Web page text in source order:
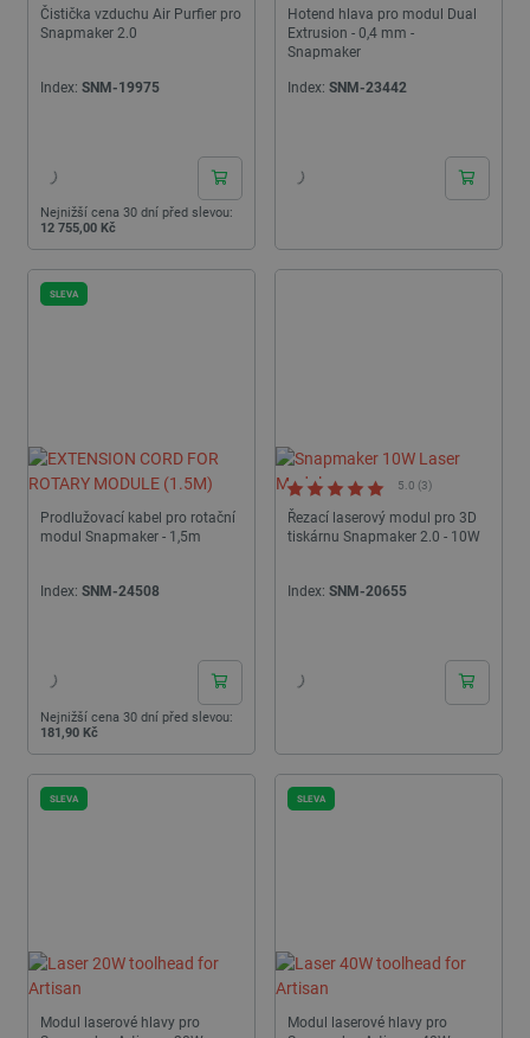
Čistička vzduchu Air Purfier pro
Snapmaker 2.0
Index: SNM-19975
Nejnižší cena 30 dní před slevou:
12 755,00 Kč
Hotend hlava pro modul Dual
Extrusion - 0,4 mm -
Snapmaker
Index: SNM-23442
Prodlužovací kabel pro rotační
modul Snapmaker - 1,5m
Index: SNM-24508
Nejnižší cena 30 dní před slevou:
181,90 Kč
SLEVA
Řezací laserový modul pro 3D
tiskárnu Snapmaker 2.0 - 10W
5.0 (3)
Index: SNM-20655
Modul laserové hlavy pro
SLEVA
Modul laserové hlavy pro
SLEVA